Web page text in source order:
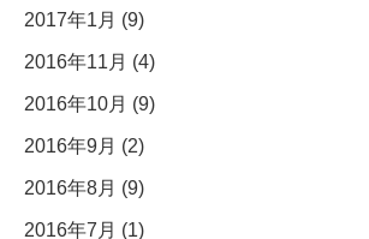
2017年1月 (9)
2016年11月 (4)
2016年10月 (9)
2016年9月 (2)
2016年8月 (9)
2016年7月 (1)